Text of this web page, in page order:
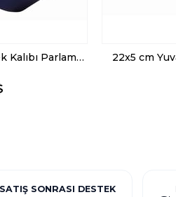
22x5 cm Yuvarlak Ekmek Kalıbı Parlament 22x5 cm
SATIŞ SONRASI DESTEK